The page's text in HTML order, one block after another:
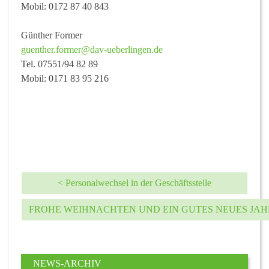
Mobil: 0172 87 40 843
Günther Former
guenther.former@dav-ueberlingen.de
Tel. 07551/94 82 89
Mobil: 0171 83 95 216
< Personalwechsel in der Geschäftsstelle
FROHE WEIHNACHTEN UND EIN GUTES NEUES
NEWS-ARCHIV